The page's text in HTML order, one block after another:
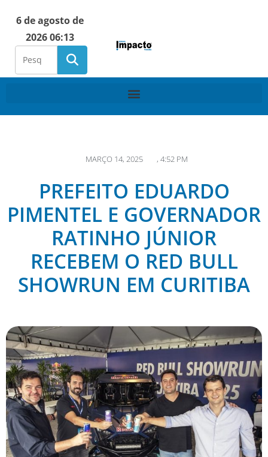
6 de agosto de
2026 06:13
MARÇO 14, 2025 , 4:52 PM
PREFEITO EDUARDO
PIMENTEL E GOVERNADOR
RATINHO JÚNIOR
RECEBEM O RED BULL
SHOWRUN EM CURITIBA